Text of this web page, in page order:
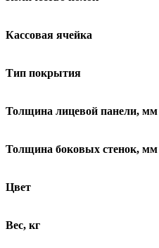
Кассовая ячейка
Тип покрытия
Толщина лицевой панели, мм
Толщина боковых стенок, мм
Цвет
Вес, кг